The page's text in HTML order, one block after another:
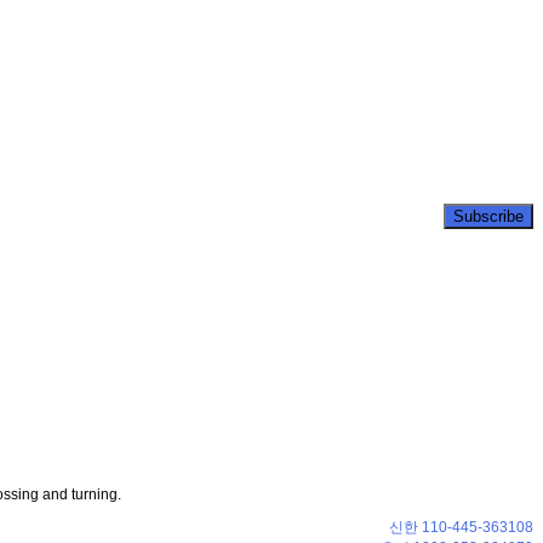
and turning.
신한 110-445-363108